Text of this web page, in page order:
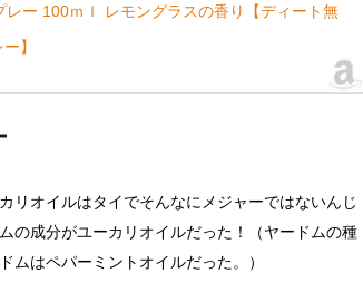
レー 100ｍｌ レモングラスの香り【ディート無
】
リオイルはタイでそんなにメジャーではないんじ
の成分がユーカリオイルだった！（ヤードムの種
ムはペパーミントオイルだった。）